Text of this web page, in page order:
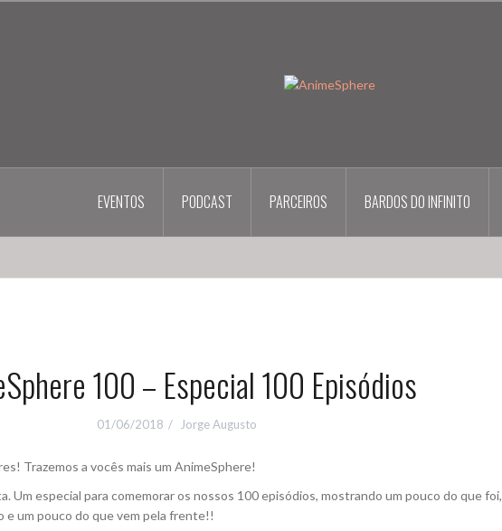
EVENTOS PODCAST PARCEIROS BARDOS DO INFINITO
100 – Especial 100 Episódios
01/06/2018 Jorge Augusto
Trazemos a vocês mais um AnimeSphere!
Um especial para comemorar os nossos 100 episódios, mostrando um pouco do que foi,
e um pouco do que vem pela frente!!